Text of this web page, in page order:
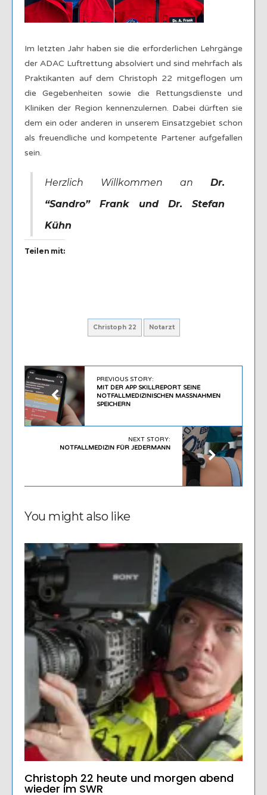
Im letzten Jahr haben sie die erforderlichen Lehrgänge
der ADAC Luftrettung absolviert und sind mehrfach als
Praktikanten auf dem Christoph 22 mitgeflogen um
die Gegebenheiten sowie die Rettungsdienste und
Kliniken der Region kennenzulernen. Dabei dürften sie
dem ein oder anderen in unserem Einsatzgebiet schon
als freuendliche und kompetente Partener aufgefallen
sein.
Herzlich Willkommen an Dr.
“Sandro” Frank und Dr. Stefan
Kühn
Teilen mit:
Christoph 22 Notarzt
PREVIOUS STORY:
MIT DER APP SKILLREPORT SEINE
NOTFALLMEDIZINISCHEN MASSNAHMEN S
PEICHERN
NEXT STORY:
NOTFALLMEDIZIN FÜR JEDERMANN
You might also like
Christoph 22 heute und morgen abend
wieder im SWR